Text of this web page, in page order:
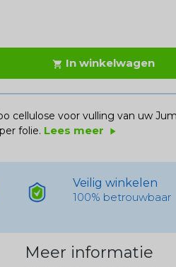
 In winkelwagen
cellulose voor vulling van uw
folie. Lees meer play_arrow
Veilig winkelen
100% betrouwbaar
Meer informatie